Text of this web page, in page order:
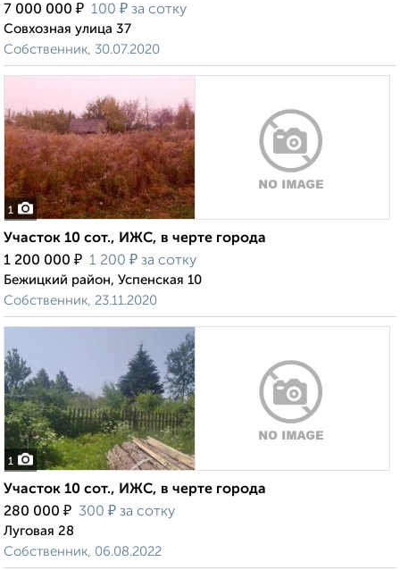
7 000 000 ₽ 100 ₽ за сотку
Совхозная улица 37
Собственник, 30.07.2020
1
Участок 10 сот., ИЖС, в черте города
1 200 000 ₽ 1 200 ₽ за сотку
Бежицкий район, Успенская 10
Собственник, 23.11.2020
1
Участок 10 сот., ИЖС, в черте города
280 000 ₽ 300 ₽ за сотку
Луговая 28
Собственник, 06.08.2022